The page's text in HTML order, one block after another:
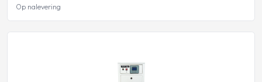
Op nalevering